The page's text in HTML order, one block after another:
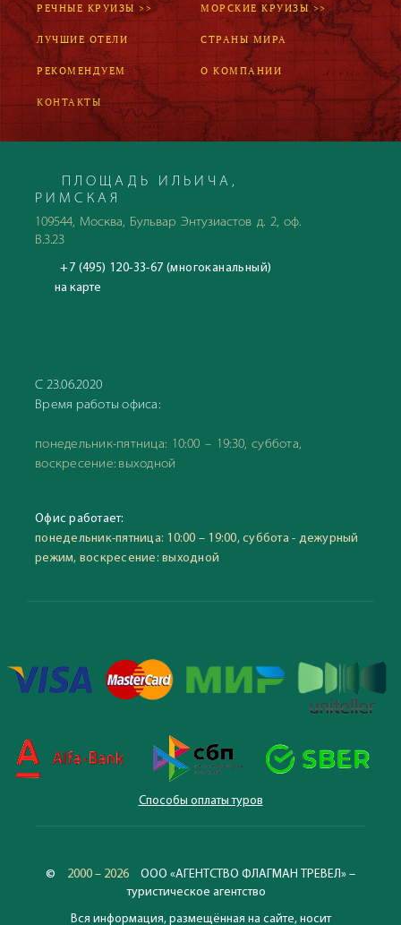
РЕЧНЫЕ КРУИЗЫ >> МОРСКИЕ КРУИЗЫ >>
ЛУЧШИЕ ОТЕЛИ СТРАНЫ МИРА
РЕКОМЕНДУЕМ О КОМПАНИИ
КОНТАКТЫ
ПЛОЩАДЬ ИЛЬИЧА,
РИМСКАЯ
109544, Москва, Бульвар Энтузиастов д. 2, оф.
В.3.23
+7 (495) 120-33-67 (многоканальный)
на карте
С 23.06.2020
Время работы офиса:
понедельник-пятница: 10:00 – 19:30, суббота,
воскресение: выходной
Офис работает:
понедельник-пятница: 10:00 – 19:00, суббота - дежурный
режим, воскресение: выходной
Способы оплаты туров
© 2000 – 2026
ООО «АГЕНТСТВО ФЛАГМАН ТРЕВЕЛ» –
туристическое агентство
Вся информация, размещённая на сайте, носит